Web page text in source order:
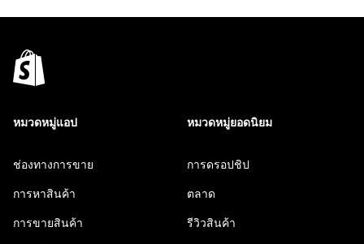
หมวดหมู่แอป
ช่องทางการขาย
การหาสินค้า
การขายสินค้า
หมวดหมู่ยอดนิยม
การดรอปชิป
ตลาด
รีวิวสินค้า